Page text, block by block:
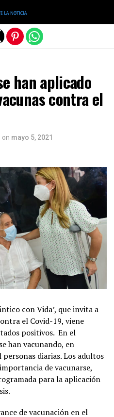
han aplicado
contra el
on mayo 5, 2021
con Vida’, que invita a
el Covid-19, viene
positivos. En el
han vacunando, en
diarias. Los adultos
de vacunarse,
para la aplicación
de vacunación en el
móvil